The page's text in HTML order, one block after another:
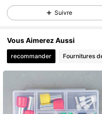
4,89 19K
4,89 19K
4,89
4,89 19K
4,89 19K
4,89
Suivre
Vous Aimerez Aussi
recommander Fournitures